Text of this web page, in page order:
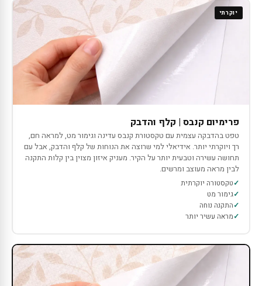
יוקרתי
פרימיום קנבס | קלף והדבק
טפט בהדבקה עצמית עם טקסטורת קנבס עדינה וגימור מט, למראה חם,
רך ויוקרתי יותר. אידיאלי למי שרוצה את הנוחות של קלף והדבק, אבל עם
תחושה עשירה וטבעית יותר על הקיר. מעניק איזון מצוין בין קלות התקנה
לבין מראה מעוצב ומרשים.
טקסטורה יוקרתית
גימור מט
התקנה נוחה
מראה עשיר יותר